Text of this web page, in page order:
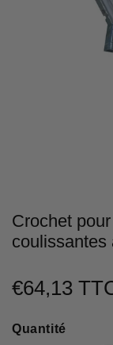
Crochet
coulissantes
€64,13
price
Quantité